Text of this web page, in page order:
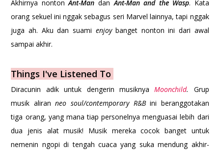
Akhirnya nontonAnt-Man danAnt-Man and the Wasp. Kata
orang sekuel ini nggak sebagus seri Marvel lainnya, tapi nggak
juga ah. Aku dan suami enjoybanget nonton ini dari awal
sampai akhir.
Things I've Listened To
Diracunin adik untuk dengerin musiknyaMoonchild. Grup
musik aliranneo soul/contemporary R&Bini beranggotakan
tiga orang, yang mana tiap personelnya menguasai lebih dari
dua jenis alat musik! Musik mereka cocok banget untuk
nemenin ngopi di tengah cuaca yang suka mendung akhir-